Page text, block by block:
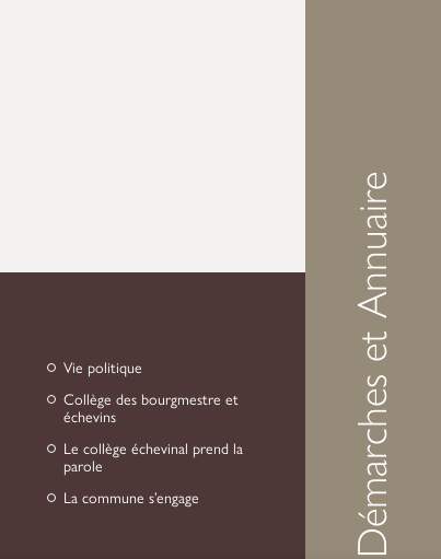
Démarches et Annuaire
Vie politique
Collège des bourgmestre et
échevins
Le collège échevinal prend la
parole
La commune s’engage